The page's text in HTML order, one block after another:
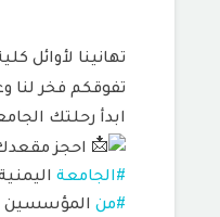
تهانينا لأوائل
تفوقكم فخر لنا
ابدأ رحلتك
احجز
#الجامعة
#من المؤسسين